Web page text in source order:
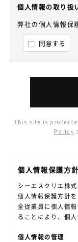
個人情報の取り扱
弊社の個人情報保
同意する
This site is
Policy
個人情報保護方針
シーエスクリエ株
個人情報保護方針
全従業員に個人情
ることにより、個
個人情報の管理